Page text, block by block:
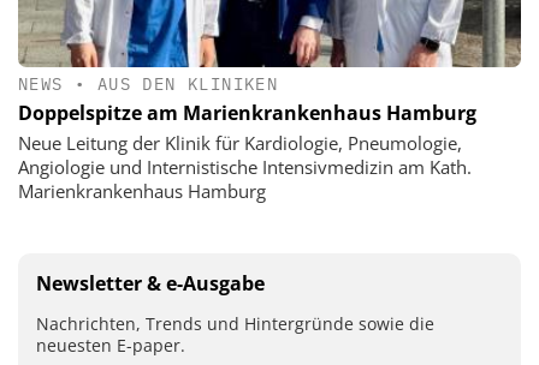
NEWS • AUS DEN KLINIKEN
Doppelspitze am Marienkrankenhaus Hamburg
Neue Leitung der Klinik für Kardiologie, Pneumologie,
Angiologie und Internistische Intensivmedizin am Kath.
Marienkrankenhaus Hamburg
Newsletter & e-Ausgabe
Nachrichten, Trends und Hintergründe sowie die
neuesten E-paper.